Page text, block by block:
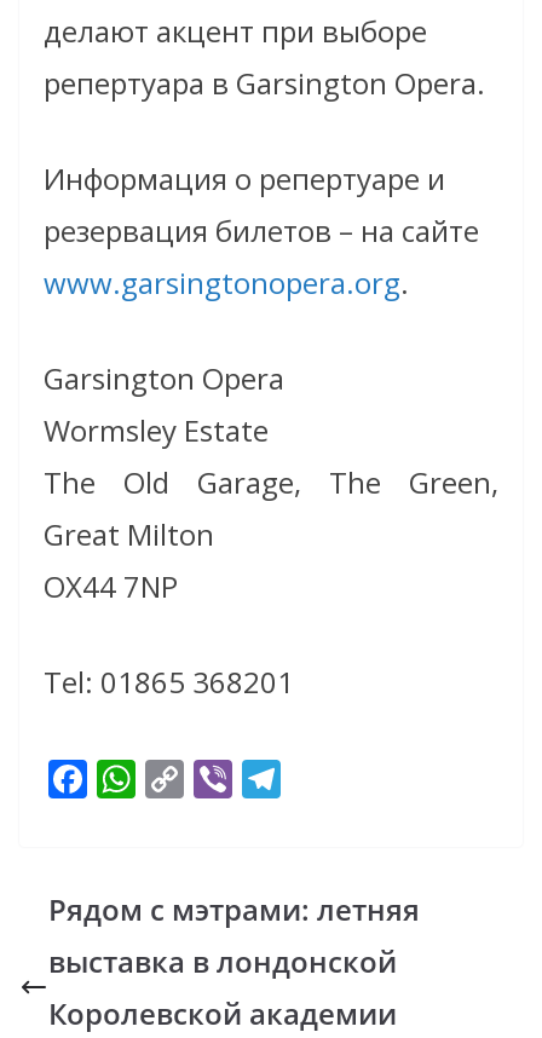
делают акцент при выборе
репертуара в Garsington Opera.
Информация о репертуаре и
резервация билетов – на сайте
www.garsingtonopera.org.
Garsington Opera
Wormsley Estate
The Old Garage, The Green,
Great Milton
OX44 7NP
Tel: 01865 368201
F
b
o
o
k
W
s
A
p
p
C
y
Li
n
k
Vi
gr
a
m
Рядом с мэтрами: летняя
выставка в лондонской
Королевской академии